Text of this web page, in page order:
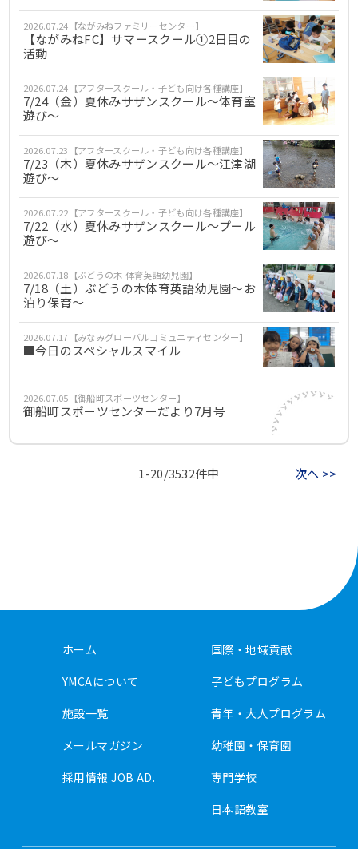
2026.07.24【ながみねファミリーセンター】
【ながみねFC】サマースクール①2日目の
活動
2026.07.24【アフタースクール・子ども向け各種講座】
7/24（金）夏休みサザンスクール～体育室
遊び～
2026.07.23【アフタースクール・子ども向け各種講座】
7/23（木）夏休みサザンスクール～江津湖
遊び～
2026.07.22【アフタースクール・子ども向け各種講座】
7/22（水）夏休みサザンスクール～プール
遊び～
2026.07.18【ぶどうの木 体育英語幼児園】
7/18（土）ぶどうの木体育英語幼児園～お
泊り保育～
2026.07.17【みなみグローバルコミュニティセンター】
■今日のスペシャルスマイル
2026.07.05【御船町スポーツセンター】
御船町スポーツセンターだより7月号
1-20/3532件中 次へ >>
ホーム
YMCAについて
施設一覧
メールマガジン
採用情報 JOB AD.
国際・地域貢献
子どもプログラム
青年・大人プログラム
幼稚園・保育園
専門学校
日本語教室